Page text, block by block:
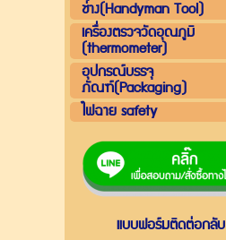
ช่าง(Handyman Tool)
เครื่องตรวจวัดอุณภูมิ
(thermometer)
อุปกรณ์บรรจุ
ภัณฑ์(Packaging)
ไฟฉาย safety
แบบฟอร์มติดต่อกลับ